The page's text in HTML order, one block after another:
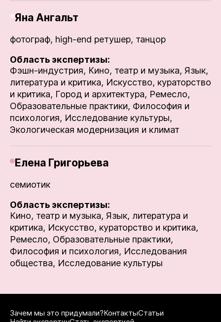
Яна Ангальт
фотограф, high-end ретушер, танцор
Область экспертизы:
Фэшн-индустрия, Кино, театр и музыка, Язык,
литература и критика, Искусство, кураторство
и критика, Город и архитектура, Ремесло,
Образовательные практики, Философия и
психология, Исследование культуры,
Экологическая модернизация и климат
Елена Григорьева
семиотик
Область экспертизы:
Кино, театр и музыка, Язык, литература и
критика, Искусство, кураторство и критика,
Ремесло, Образовательные практики,
Философия и психология, Исследования
общества, Исследование культуры
Зачем мы это придумали?КонтактыСтатьи